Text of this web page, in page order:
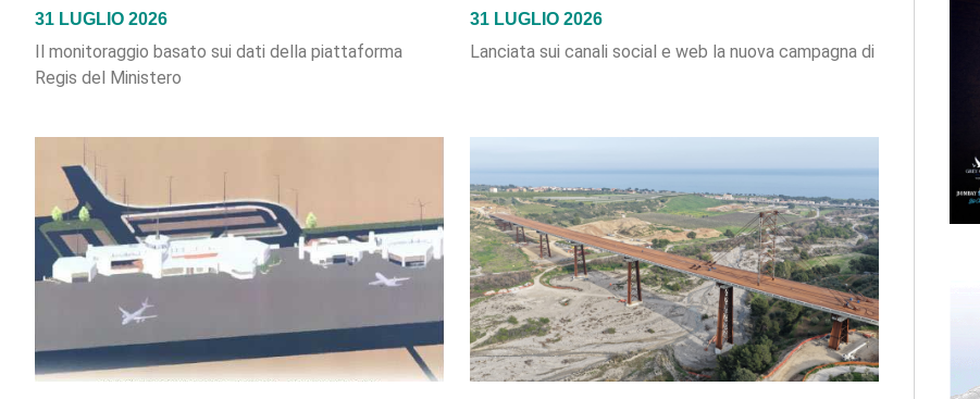
31 LUGLIO 2026
Il monitoraggio basato sui dati della piattaforma
Regis del Ministero
31 LUGLIO 2026
Lanciata sui canali social e web la nuova campagna di